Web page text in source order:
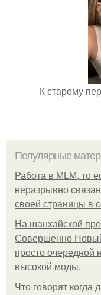
К старому
Популярные
Работа в MLM, то
неразрывно
своей страницы в
На шанхайской
Совершенно
просто очередной
высокой моды.
Что говорят когда